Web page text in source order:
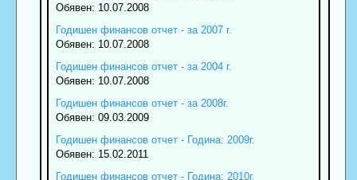
Обявен: 10.07.2008
Годишен финансов отчет - за 2007 г.
Обявен: 10.07.2008
Годишен финансов отчет - за 2004 г.
Обявен: 10.07.2008
Годишен финансов отчет - за 2008г.
Обявен: 09.03.2009
Годишен финансов отчет - Година: 2009г.
Обявен: 15.02.2011
Годишен финансов отчет - Година: 2010г.